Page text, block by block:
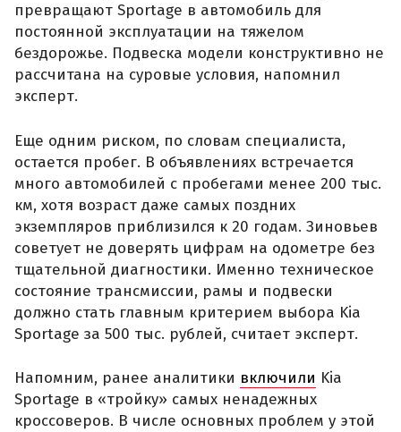
превращают Sportage в автомобиль для
постоянной эксплуатации на тяжелом
бездорожье. Подвеска модели конструктивно не
рассчитана на суровые условия, напомнил
эксперт.
Еще одним риском, по словам специалиста,
остается пробег. В объявлениях встречается
много автомобилей с пробегами менее 200 тыс.
км, хотя возраст даже самых поздних
экземпляров приблизился к 20 годам. Зиновьев
советует не доверять цифрам на одометре без
тщательной диагностики. Именно техническое
состояние трансмиссии, рамы и подвески
должно стать главным критерием выбора Kia
Sportage за 500 тыс. рублей, считает эксперт.
Напомним, ранее аналитики включили Kia
Sportage в «тройку» самых ненадежных
кроссоверов. В числе основных проблем у этой